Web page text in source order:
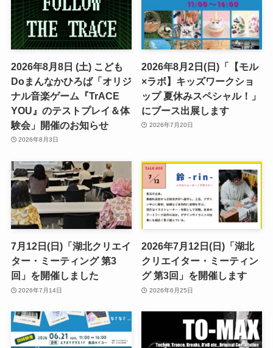
2026年8月8日 (土) こども
Doまんなかひろば「オリジ
ナル音楽ゲーム『TrACE
YOU』のテストプレイ＆体
験会」開催のお知らせ
2026年8月3日
2026年8月2日(日)「【モル
×ラボ】キッズワークショ
ップ 夏休みスペシャル！」
にブース出展します
2026年7月20日
7月12日(日)「湖北クリエイ
ター・ミーティング 第3
回」を開催しました
2026年7月14日
2026年7月12日(日)「湖北
クリエイター・ミーティン
グ 第3回」を開催します
2026年6月25日